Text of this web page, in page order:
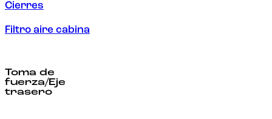
Cierres
Filtro aire cabina
Toma de
fuerza/Eje
trasero